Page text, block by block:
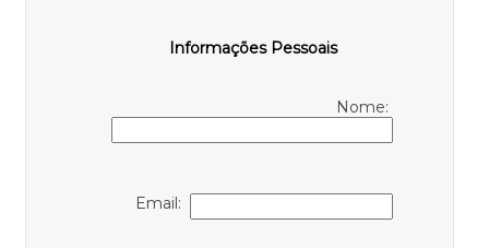
Informações Pessoais
Nome:
Email: